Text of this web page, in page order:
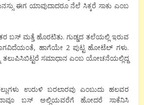
ಈಗ ಯಾವುದಾದರೂ ನೆಲೆ ಸಿಕ್ಕರೆ ಸಾಕು ಎಂಬ
ಬಸ್ ಮತ್ತೆ ಹೊರಟಿತು. ಗುಡ್ಡದ ತಲೆಯಲ್ಲಿ ಇರುವ
ಹಾಗೆಯೇ 2 ಪುಟ್ಟ ಹೋಟೆಲ್ ಗಳು.
ತಲುಪಿಸಿಬಿಟ್ಟರೆ ಸಮಾಧಾನ ಎಂಬ ಯೋಚನೆಯಲ್ಲಿದ್ದ
ಉರುಳಿ ಬರಲಾರವು ಎಂಬುದು ಹಲವರ
ಬಸ್ ಅಲ್ಲಿಯವರೆಗೆ ಹೋದರೆ ಸಾಕೆನಿಸಿ